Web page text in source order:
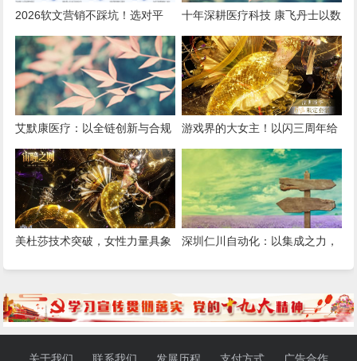
2026软文营销不踩坑！选对平
台，小预算也能撬动大流量
十年深耕医疗科技 康飞丹士以数
字赋能重构医疗服务新生态
艾默康医疗：以全链创新与合规
深耕，赋能医疗健康高质量发展
游戏界的大女主！以闪三周年给
我看爽了，尤其是美杜莎，强推
女性向之光
美杜莎技术突破，女性力量具象
重磅更新
深圳仁川自动化：以集成之力，